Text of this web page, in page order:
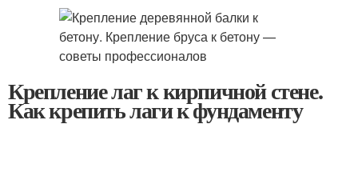
Крепление лаг к кирпичной стене.
Как крепить лаги к фундаменту